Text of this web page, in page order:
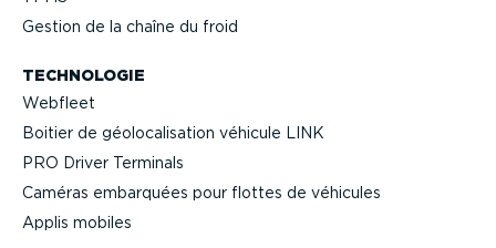
Gestion de la chaîne du froid
TECHNOLOGIE
Webfleet
Boitier de géolo­ca­li­sation véhicule LINK
PRO Driver Terminals
Caméras embarquées pour flottes de véhicules
Applis mobiles